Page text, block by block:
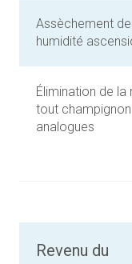
Assèchement
humidité
Élimination de la
tout
analogues
Revenu du